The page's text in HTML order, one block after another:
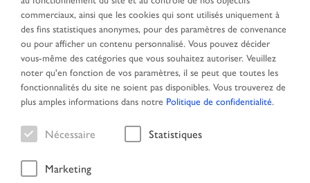
Toggle
navigation
MENU
Véhicule
Page daccueil Recherche
commerciaux, ainsi que les cookies qui sont utilisés uniquement à
des fins statistiques anonymes, pour des paramètres de convenance
ou pour afficher un contenu personnalisé. Vous pouvez décider
vous-même des catégories que vous souhaitez autoriser. Veuillez
noter qu'en fonction de vos paramètres, il se peut que toutes les
fonctionnalités du site ne soient pas disponibles. Vous trouverez de
plus amples informations dans notre Politique de confidentialité.
Nécessaire Statistiques
Marketing